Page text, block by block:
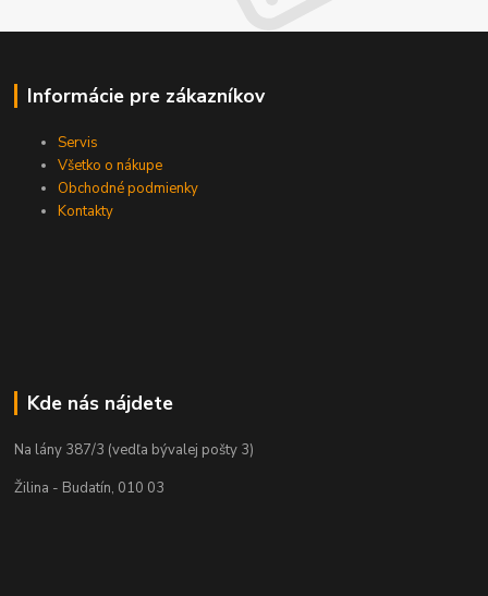
Informácie pre zákazníkov
Servis
Všetko o nákupe
Obchodné podmienky
Kontakty
Kde nás nájdete
Na lány 387/3 (vedľa bývalej pošty 3)
Žilina - Budatín, 010 03